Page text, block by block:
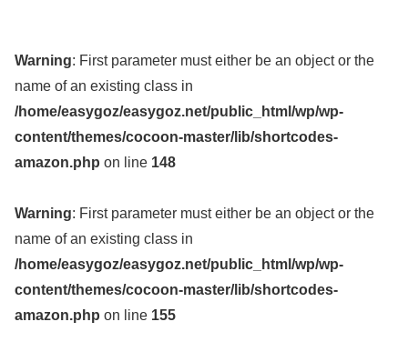
Warning: First parameter must either be an object or the
name of an existing class in
/home/easygoz/easygoz.net/public_html/wp/wp-
content/themes/cocoon-master/lib/shortcodes-
amazon.php on line 148
Warning: First parameter must either be an object or the
name of an existing class in
/home/easygoz/easygoz.net/public_html/wp/wp-
content/themes/cocoon-master/lib/shortcodes-
amazon.php on line 155